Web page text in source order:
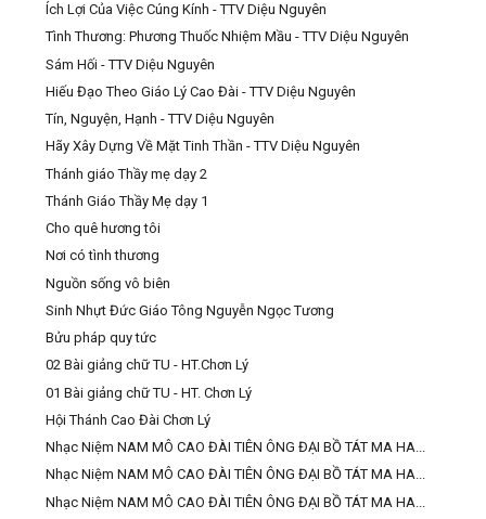
Ích Lợi Của Việc Cúng Kính - TTV Diệu Nguyên
Tình Thương: Phương Thuốc Nhiệm Mầu - TTV Diệu Nguyên
Sám Hối - TTV Diệu Nguyên
Hiếu Đạo Theo Giáo Lý Cao Đài - TTV Diệu Nguyên
Tín, Nguyện, Hạnh - TTV Diệu Nguyên
Hãy Xây Dựng Về Mặt Tinh Thần - TTV Diệu Nguyên
Thánh giáo Thầy mẹ dạy 2
Thánh Giáo Thầy Mẹ dạy 1
Cho quê hương tôi
Nơi có tình thương
Nguồn sống vô biên
Sinh Nhựt Đức Giáo Tông Nguyễn Ngọc Tương
Bửu pháp quy tức
02 Bài giảng chữ TU - HT.Chơn Lý
01 Bài giảng chữ TU - HT. Chơn Lý
Hội Thánh Cao Đài Chơn Lý
Nhạc Niệm NAM MÔ CAO ĐÀI TIÊN ÔNG ĐẠI BỒ TÁT MA HA...
Nhạc Niệm NAM MÔ CAO ĐÀI TIÊN ÔNG ĐẠI BỒ TÁT MA HA...
Nhạc Niệm NAM MÔ CAO ĐÀI TIÊN ÔNG ĐẠI BỒ TÁT MA HA...